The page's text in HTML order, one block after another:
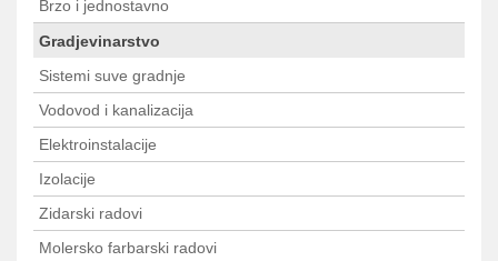
Brzo i jednostavno
Gradjevinarstvo
Sistemi suve gradnje
Vodovod i kanalizacija
Elektroinstalacije
Izolacije
Zidarski radovi
Molersko farbarski radovi